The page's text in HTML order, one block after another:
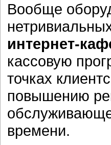
Вообще
интернет-
кассовую
точках
повышению
времени.